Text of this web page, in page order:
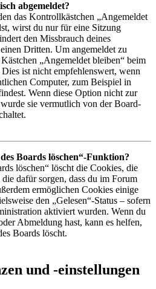
abgemeldet?
das Kontrollkästchen „Angemeldet
wirst du nur für eine Sitzung
den Missbrauch deines
Dritten. Um angemeldet zu
„Angemeldet bleiben“ beim
ist nicht empfehlenswert, wenn
Computer, zum Beispiel in
Wenn diese Option nicht zur
sie vermutlich von der Board-
Boards löschen“-Funktion?
löschen“ löscht die Cookies, die
dafür sorgen, dass du im Forum
ermöglichen Cookies einige
den „Gelesen“-Status – sofern
aktiviert wurden. Wenn du
Abmeldung hast, kann es helfen,
Boards löscht.
und -einstellungen